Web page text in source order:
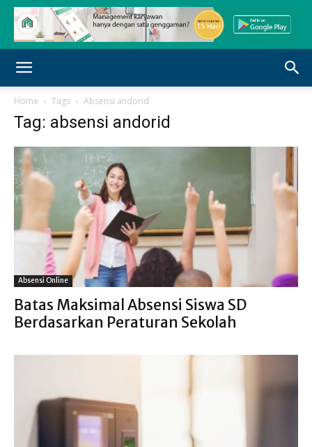
Home Tags Absensi andorid
Tag: absensi andorid
Absensi Online
Batas Maksimal Absensi Siswa SD
Berdasarkan Peraturan Sekolah